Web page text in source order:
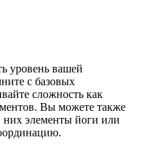
уровень вашей
с базовых
сложность как
Вы можете также
них элементы йоги или